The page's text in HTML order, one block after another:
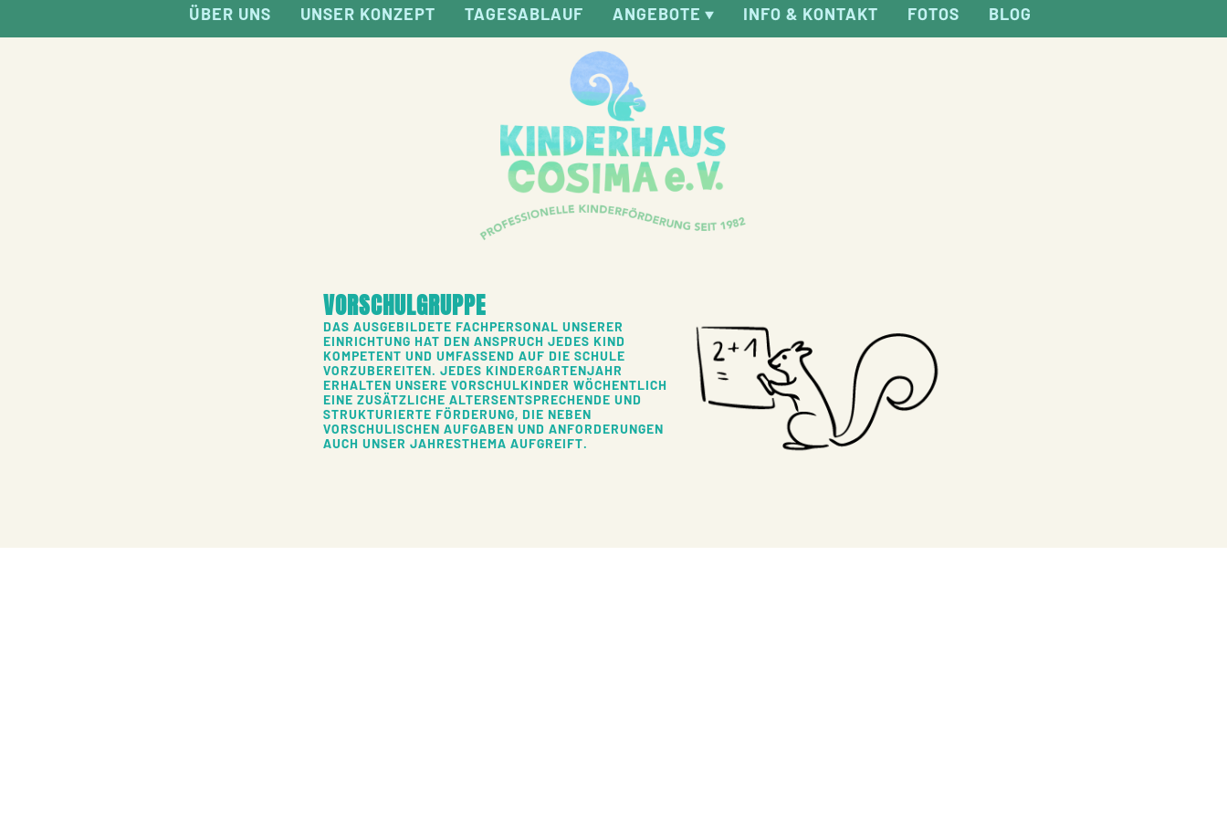
ÜBER UNS UNSER KONZEPT TAGESABLAUF ANGEBOTE INFO & KONTAKT FOTOS BLOG
VORSCHULGRUPPE
DAS AUSGEBILDETE FACHPERSONAL UNSERER
EINRICHTUNG HAT DEN ANSPRUCH JEDES KIND
KOMPETENT UND UMFASSEND AUF DIE SCHULE
VORZUBEREITEN. JEDES KINDERGARTENJAHR
ERHALTEN UNSERE VORSCHULKINDER WÖCHENTLICH
EINE ZUSÄTZLICHE ALTERSENTSPRECHENDE UND
STRUKTURIERTE FÖRDERUNG, DIE NEBEN
VORSCHULISCHEN AUFGABEN UND ANFORDERUNGEN
AUCH UNSER JAHRESTHEMA AUFGREIFT.